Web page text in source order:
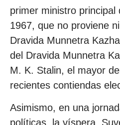
primer ministro principal
1967, que no proviene
Dravida Munnetra
del Dravida Munnetra
M. K. Stalin, el mayor
recientes contiendas
Asimismo, en una
políticas, la víspera,